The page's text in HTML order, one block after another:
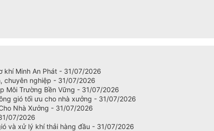
khí Minh An Phát - 31/07/2026
chuyên nghiệp - 31/07/2026
Môi Trường Bền Vững - 31/07/2026
gió tối ưu cho nhà xưởng - 31/07/2026
Nhà Xưởng - 31/07/2026
07/2026
và xử lý khí thải hàng đầu - 31/07/2026